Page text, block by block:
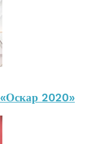
2020»